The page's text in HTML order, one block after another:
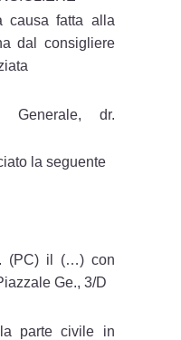
causa fatta alla
dal consigliere
Generale, dr.
la seguente
(PC) il (…) con
Ge., 3/D
parte civile in